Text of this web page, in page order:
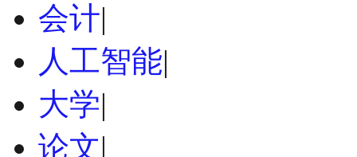
会计|
人工智能|
大学|
论文|